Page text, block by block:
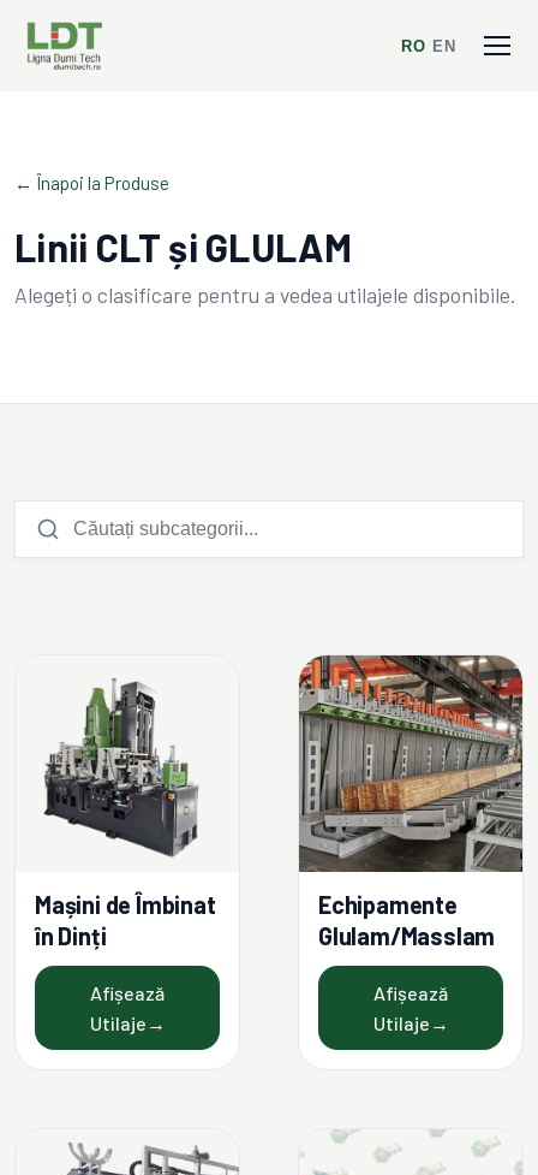
RO EN
← Înapoi la Produse
Linii CLT și GLULAM
Alegeți o clasificare pentru a vedea utilajele disponibile.
Mașini de Îmbinat
în Dinți
Afișează
Utilaje →
Echipamente
Glulam/Masslam
Afișează
Utilaje →